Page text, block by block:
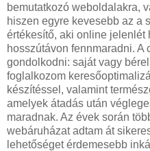
bemutatkozó weboldalakra,
hiszen egyre kevesebb az a
értékesítő, aki online
hosszútávon fennmaradni. A
gondolkodni: saját vagy
foglalkozom
készítéssel, valamint
amelyek átadás után
maradnak. Az évek során
webáruházat adtam át
lehetőséget érdemesebb